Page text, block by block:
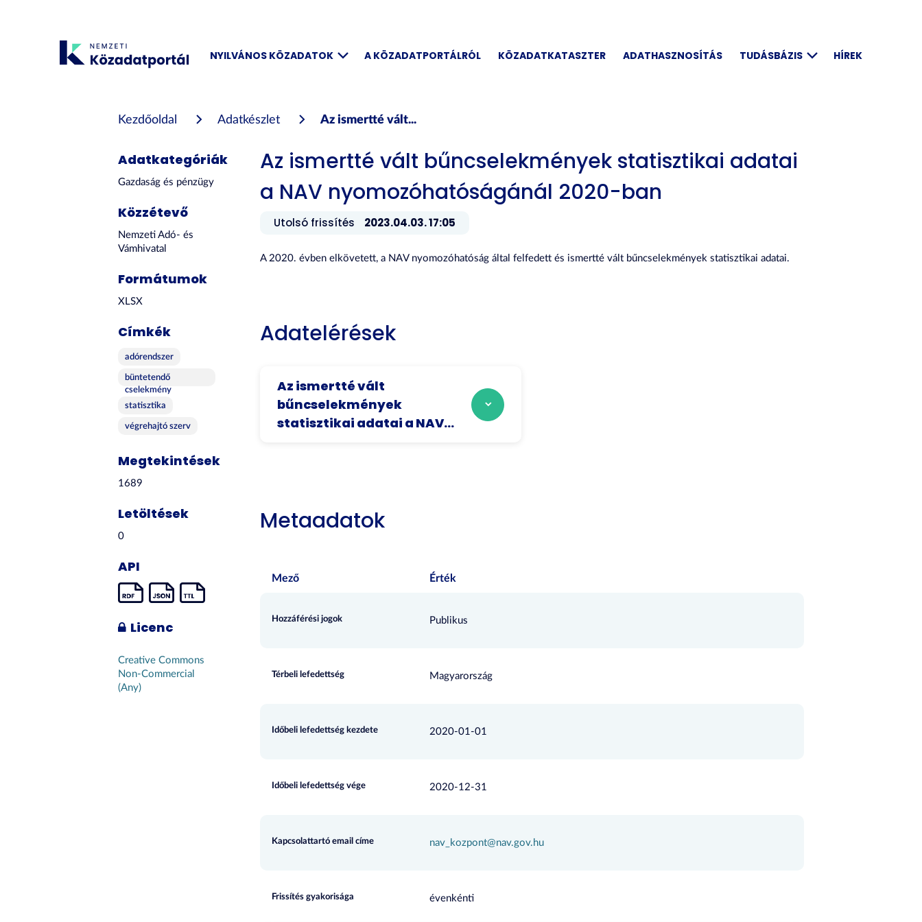
NYILVÁNOS KÖZADATOK A KÖZADATPORTÁLRÓL KÖZADATKATASZTER ADATHASZNOSÍTÁS TUDÁSBÁZIS HÍREK
Kezdőoldal Adatkészlet Az ismertté vált...
Adatkategóriák
Gazdaság és pénzügy
Közzétevő
Nemzeti Adó- és
Vámhivatal
Formátumok
XLSX
Címkék
adórendszer
büntetendő
cselekmény
statisztika
végrehajtó szerv
Megtekintések
1689
Letöltések
0
API
Licenc
Creative Commons
Non-Commercial
(Any)
Az ismertté vált bűncselekmények statisztikai adatai
a NAV nyomozóhatóságánál 2020-ban
Utolsó frissítés 2023.04.03. 17:05
A 2020. évben elkövetett, a NAV nyomozóhatóság által felfedett és ismertté vált bűncselekmények statisztikai adatai.
Adatelérések
Az ismertté vált
bűncselekmények
statisztikai adatai a NAV...
Metaadatok
Mező Érték
Hozzáférési jogok Publikus
Térbeli lefedettség Magyarország
Időbeli lefedettség kezdete 2020-01-01
Időbeli lefedettség vége 2020-12-31
Kapcsolattartó email címe nav_kozpont@nav.gov.hu
Frissítés gyakorisága évenkénti